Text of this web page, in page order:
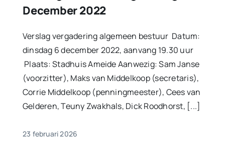
December 2022
Verslag vergadering algemeen bestuur Datum:
dinsdag 6 december 2022, aanvang 19.30 uur
Plaats: Stadhuis Ameide Aanwezig: Sam Janse
(voorzitter), Maks van Middelkoop (secretaris),
Corrie Middelkoop (penningmeester), Cees van
Gelderen, Teuny Zwakhals, Dick Roodhorst, [...]
23 februari 2026